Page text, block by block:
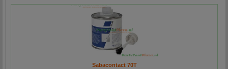
Sabacontact 70T